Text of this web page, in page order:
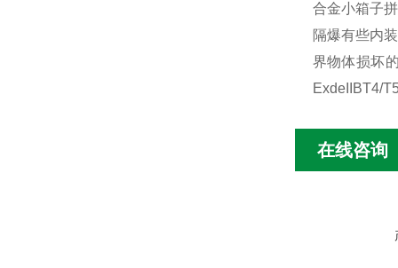
合金小箱子
隔爆有些内
界物体损坏
ExdeIIBT4/
在线咨询